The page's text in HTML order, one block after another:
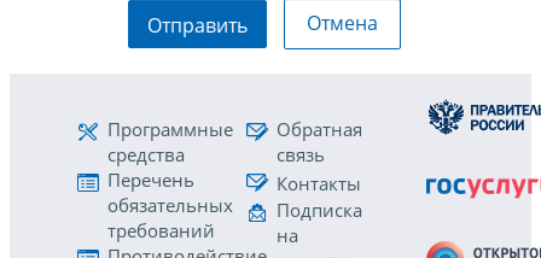
Отправить Отмена
Программные
средства
Перечень
обязательных
требований
Обратная
связь
Контакты
Подписка
на